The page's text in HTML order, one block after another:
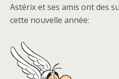
Astérix et ses amis ont des
cette nouvelle année: